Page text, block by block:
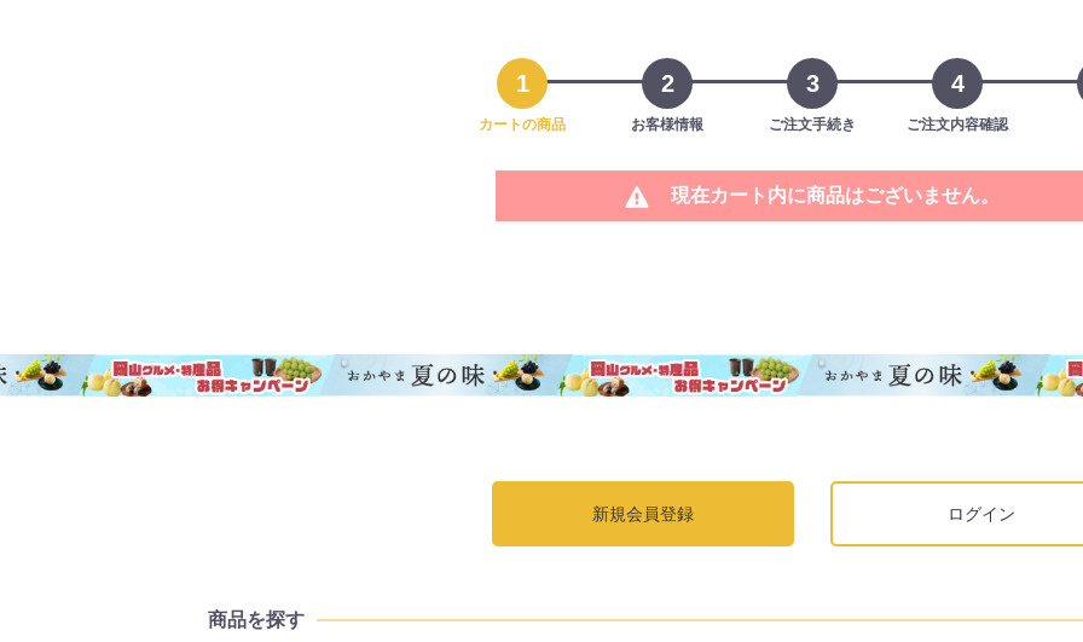
1
カートの商品
2
お客様情報
3
ご注文手続き
4
ご注文内容確認
現在カート内に商品はございません。
新規会員登録 ログイン
商品を探す